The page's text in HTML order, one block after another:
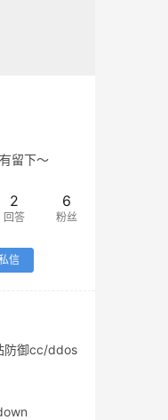
留下～
2
回答
6
粉丝
信
防御cc/ddos